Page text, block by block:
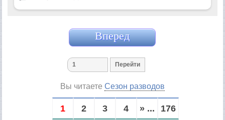
Вперед
Вы читаете Сезон разводов
1 2 3 4 » ... 176